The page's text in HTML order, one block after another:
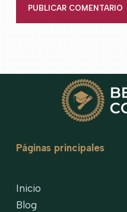
PUBLICAR COMENTARIO
Páginas principales
Inicio
Blog